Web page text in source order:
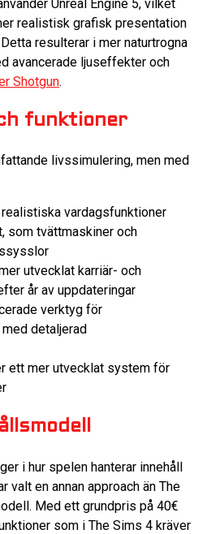
Unreal Engine 5, vilket
realistisk grafisk presentation
resulterar i mer naturtrogna
avancerade ljuseffekter och
Shotgun.
funktioner
livssimulering, men med
realistiska vardagsfunktioner
som tvättmaskiner och
utvecklat karriär- och
år av uppdateringar
verktyg för
detaljerad
ett mer utvecklat system för
i hur spelen hanterar innehåll
valt en annan approach än The
Med ett grundpris på 40€
som i The Sims 4 kräver